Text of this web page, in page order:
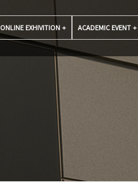
ONLINE EXHIVITION + ACADEMIC EVENT +